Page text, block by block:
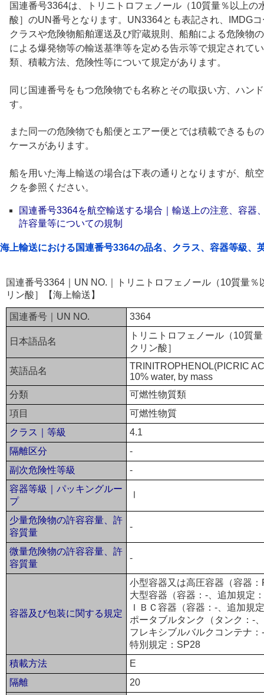
国連番号3364は、トリニトロフェノール（10質量％以上の
酸］のUN番号となります。UN3364とも表記され、IMDG
クラスや危険物船舶運送及び貯蔵規則、船舶による危険物
による爆発物等の輸送基準等を定める告示等で規定されて
類、積載方法、危険性等について規定があります。
同じ国連番号をもつ危険物でも名称とその取扱い方、ハン
す。
また同一の危険物でも船便とエアー便とでは積載できるも
ケースがあります。
船を用いた海上輸送の場合は下表の通りとなりますが、航
クを参照ください。
国連番号3364を航空輸送する場合｜輸送上の注意、容器
許容量等についての規制
海上輸送における国連番号3364の品名、クラス、容器等級、
国連番号3364｜UN NO.｜トリニトロフェノール（10質量
リン酸］【海上輸送】
国連番号｜UN NO. 3364
日本語品名
トリニトロフェノール（10質
クリン酸］
英語品名
TRINITROPHENOL(PICRIC
10% water, by mass
分類
可燃性物質類
項目
可燃性物質
クラス｜等級
4.1
隔離区分
-
副次危険性等級
-
容器等級｜パッキングルー
プ
Ⅰ
少量危険物の許容容量、許
容質量
-
微量危険物の許容容量、許
容質量
-
容器及び包装に関する規定
小型容器又は高圧容器（容器
大型容器（容器：-、追加規定
ＩＢＣ容器（容器：-、追加規
ポータブルタンク（タンク：-
フレキシブルバルクコンテナ：-
特別規定：SP28
積載方法
E
隔離
20